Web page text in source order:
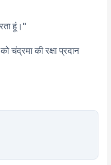
हूं।"
चंद्रमा की रक्षा प्रदान